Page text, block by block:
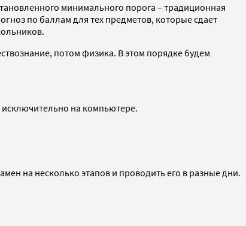
минимального порога – традиционная
по баллам для тех предметов, которые сдает
потом физика. В этом порядке будем
на компьютере.
на несколько этапов и проводить его в разные дни.